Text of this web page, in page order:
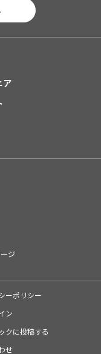
ア
ジ
ーポリシー
ン
クに投稿する
せ